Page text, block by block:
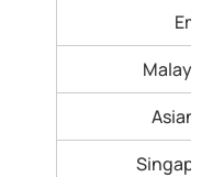
Malaysia
Asiana